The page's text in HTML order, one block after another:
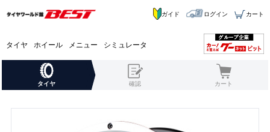
タイヤ ホイール メニュー シミュレータ
ガイド ログイン カート
タイヤ 確認 カート